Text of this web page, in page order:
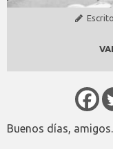
Buenos días, amigos.